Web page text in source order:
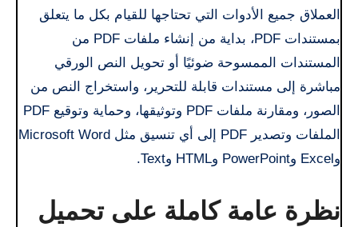
العملاق جميع الأدوات التي تحتاجها للقيام بكل ما يتعلق
بمستندات PDF، بداية من إنشاء ملفات PDF من
المستندات الممسوحة ضوئيًا أو تحويل النص الورقي
مباشرة إلى مستندات قابلة للتحرير، واستخراج النص من
الصور، ومقارنة ملفات PDF وتوثيقها، وحماية وتوقيع PDF
الملفات وتصدير PDF إلى أي تنسيق مثل Microsoft Word
وExcel وPowerPoint وHTML وText.
نظرة عامة كاملة على تحميل